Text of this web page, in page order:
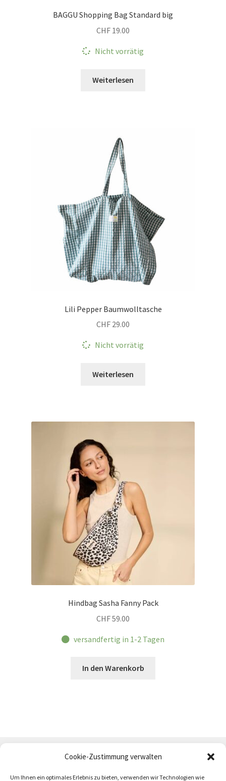
Cookie-Zustimmung verwalten
Um Ihnen ein optimales Erlebnis zu bieten, verwenden wir Technologien wie
BAGGU Shopping Bag Standard big
CHF 19.00
Nicht vorrätig
Weiterlesen
Lili Pepper Baumwolltasche
CHF 29.00
Nicht vorrätig
Weiterlesen
Hindbag Sasha Fanny Pack
CHF59.00
versandfertig in 1-2 Tagen
In den Warenkorb